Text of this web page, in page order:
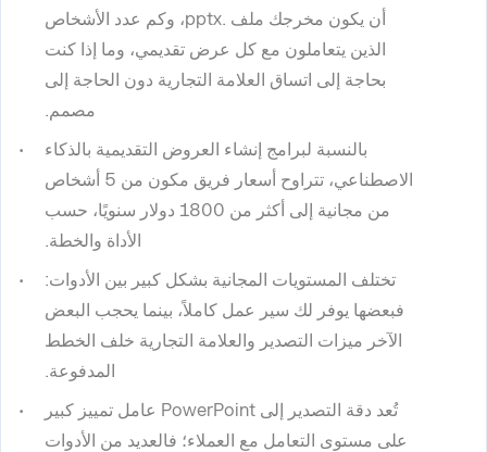
أن يكون مخرجك ملف .pptx، وكم عدد الأشخاص
الذين يتعاملون مع كل عرض تقديمي، وما إذا كنت
بحاجة إلى اتساق العلامة التجارية دون الحاجة إلى
مصمم.
بالنسبة لبرامج إنشاء العروض التقديمية بالذكاء
الاصطناعي، تتراوح أسعار فريق مكون من 5 أشخاص
من مجانية إلى أكثر من 1800 دولار سنويًا، حسب
الأداة والخطة.
تختلف المستويات المجانية بشكل كبير بين الأدوات:
فبعضها يوفر لك سير عمل كاملاً، بينما يحجب البعض
الآخر ميزات التصدير والعلامة التجارية خلف الخطط
المدفوعة.
تُعد دقة التصدير إلى PowerPoint عامل تمييز كبير
على مستوى التعامل مع العملاء؛ فالعديد من الأدوات